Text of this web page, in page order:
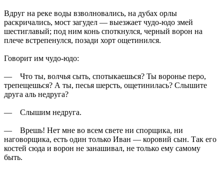
Вдруг на реке воды взволновались, на дубах орлы
раскричались, мост загудел — выезжает чудо-юдо змей
шестиглавый; под ним конь споткнулся, черный ворон на
плече встрепенулся, позади хорт ощетинился.
Говорит им чудо-юдо:
— Что ты, волчья сыть, спотыкаешься? Ты воронье перо,
трепещешься? А ты, песья шерсть, ощетинилась? Слышите
друга аль недруга?
— Слышим недруга.
— Врешь! Нет мне во всем свете ни спорщика, ни
наговорщика, есть один только Иван — коровий сын. Так его
костей сюда и ворон не занашивал, не только ему самому
быть.